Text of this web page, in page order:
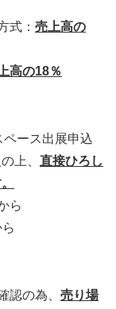
式： 売上高の
高の18％
ース出展申込
上、 直接ひろし
ら
認の為、 売り場